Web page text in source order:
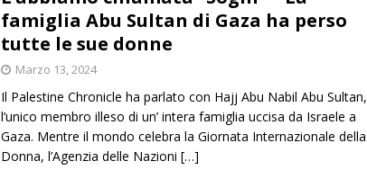
famiglia Abu Sultan di Gaza ha perso
tutte le sue donne
Marzo 13, 2024
Il Palestine Chronicle ha parlato con Hajj Abu Nabil Abu Sultan,
l’unico membro illeso di un’ intera famiglia uccisa da Israele a
Gaza. Mentre il mondo celebra la Giornata Internazionale della
Donna, l’Agenzia delle Nazioni […]